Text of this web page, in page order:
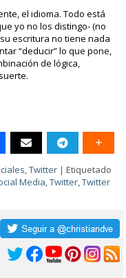
el idioma. Todo está
yo no los distingo- (no
escritura no tiene nada
“deducir” lo que pone,
de lógica,
,Twitter |Etiquetado
Media,Twitter,Twitter